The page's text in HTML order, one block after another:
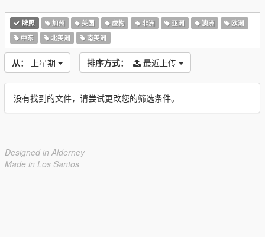
牌照 加州 美国 虚构 非洲 亚洲 澳洲
欧洲
中东
北美洲 南美洲
从： 上星期 排序方式： 最近上传
没有找到的文件，请尝试更改您的筛选条件。
Designed in Alderney
Made in Los Santos